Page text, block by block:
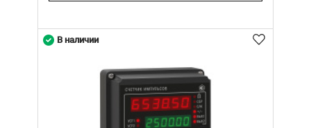
В наличии